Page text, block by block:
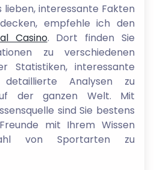
lieben, interessante Fakten
empfehle ich den
Casino. Dort finden Sie
zu verschiedenen
Statistiken, interessante
Analysen zu
der ganzen Welt. Mit
sind Sie bestens
mit Ihrem Wissen
von Sportarten zu